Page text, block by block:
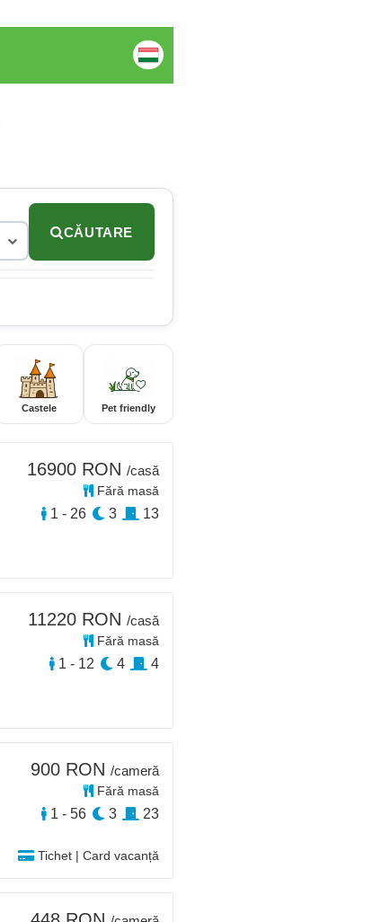
CĂUTARE
Castele Pet friendly
16900 RON /casă
Fără masă
1 - 26 3 13
11220 RON /casă
Fără masă
1 - 12 4 4
Tichet | Card vacanță
900 RON /cameră
Fără masă
1 - 56 3 23